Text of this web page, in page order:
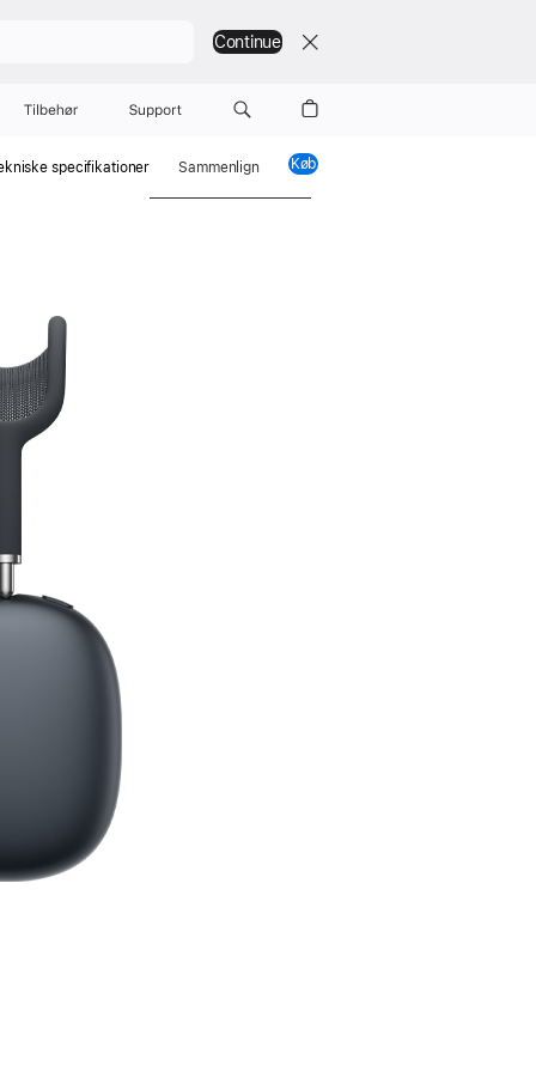
Continue
Tilbehør Support
specifi­kationer Sam­menlign KøbAirPods Max 2